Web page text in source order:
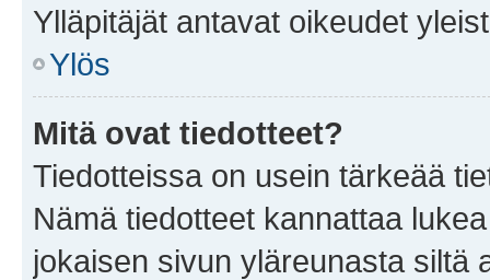
Ylläpitäjät antavat oikeudet
Ylös
Mitä ovat tiedotteet?
Tiedotteissa on usein tärkeää
Nämä tiedotteet kannattaa
jokaisen sivun yläreunasta siltä